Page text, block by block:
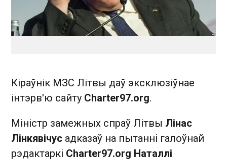
Кіраўнік МЗС Літвы даў эксклюзіўнае
інтэрв'ю сайту Charter97.org.
Міністр замежных спраў Літвы Лінас
Лінкявічус адказаў на пытанні галоўнай
рэдактаркі Charter97.org Наталлі